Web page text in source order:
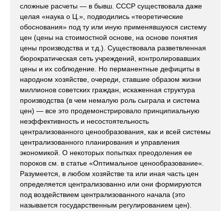
сложные расчеты — в бывш. СССР существовала даже
целая «наука о Ц.», подводились «теоретические
обоснования» под ту или иную применявшуюся систему
цен (цены на стоимостной основе, на основе понятия
цены производства и т.д.). Существовала разветвленная
бюрократическая сеть учреждений, контролировавших
цены и их соблюдение. Но перманентные дефициты в
народном хозяйстве, очереди, ставшие образом жизни
миллионов советских граждан, искаженная структура
производства (в чем немалую роль сыграла и система
цен) — все это продемонстрировало принципиальную
неэффективность и несостоятельность
централизованного ценообразования, как и всей системы
централизованного планирования и управления
экономикой. О некоторых попытках преодоления ее
пороков см. в статье «Оптимальное ценообразование«.
Разумеется, в любом хозяйстве та или иная часть цен
определяется централизованно или они формируются
под воздейcтвием централизованного начала (это
называется государственным регулированием цен).